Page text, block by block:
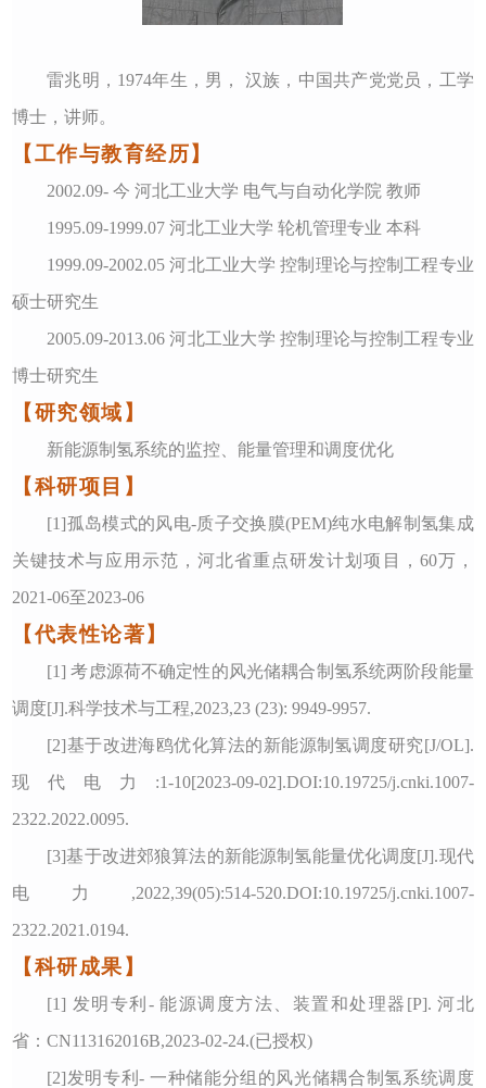
雷兆明 ， 1974年生 ， 男 ， 汉族 ， 中国共产党党员 ，工学
博士，讲师。
【工作与教育经历】
2002.09- 今 河北工业大学 电气与自动化学院 教师
1995.09-1999.07河北工业大学 轮机管理专业 本科
1999.09-2002.05 河北工业大学 控制理论与控制工程专业
硕士研究生
2005.09-2013.06 河北工业大学 控制理论与控制工程专业
博士研究生
【研究领域】
新能源制氢系统的监控、能量管理和调度优化
【科研项目】
[1]孤岛模式的风电-质子交换膜(PEM)纯水电解制氢集成
关键技术与应用示范，河北省重点研发计划项目，60万，
2021-06至2023-06
【代表性论著】
[1]考虑源荷不确定性的风光储耦合制氢系统两阶段能量
调度[J].科学技术与工程,2023,23 (23): 9949-9957.
[2]基于改进海鸥优化算法的新能源制氢调度研究[J/OL].
现代电力:1-10[2023-09-02].DOI:10.19725/j.cnki.1007-
2322.2022.0095.
[3]基于改进郊狼算法的新能源制氢能量优化调度[J].现代
电力,2022,39(05):514-520.DOI:10.19725/j.cnki.1007-
2322.2021.0194.
【科研成果】
[1] 发明专利- 能源调度方法、装置和处理器[P]. 河北
省：CN113162016B,2023-02-24.(已授权)
[2]发明专利- 一种储能分组的风光储耦合制氢系统调度